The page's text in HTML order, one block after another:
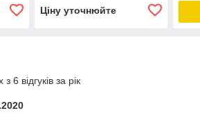
Ціну уточнюйте
6 відгуків за рік